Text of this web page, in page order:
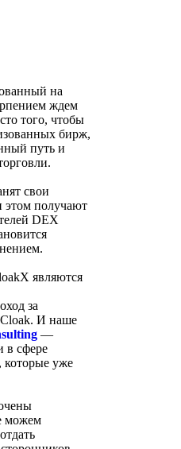
на
ждем
того, чтобы
бирж,
путь и
свои
этом получают
DEX
являются
за
Cloak. И наше
—
в сфере
которые уже
можем